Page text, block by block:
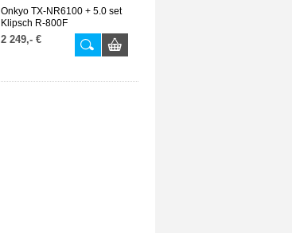
Onkyo TX-NR6100 + 5.0 set
Klipsch R-800F
2 249,- €